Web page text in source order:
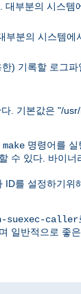
부분의 시스
분의 시스템
) 기록할 로그
. 기본값은 "/
make 명령어를 실
수 있다. 바이너
를 설정하기위
suexec-caller
일반적으로 좋